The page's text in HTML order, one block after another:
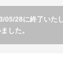
05/28に終了いた
した。